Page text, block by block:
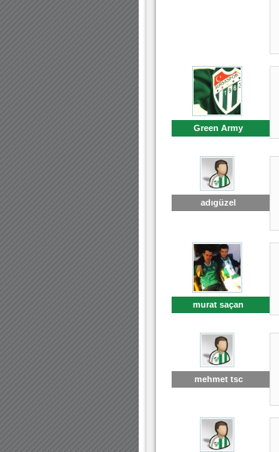
Green Army
adıgüzel
murat saçan
mehmet tsc